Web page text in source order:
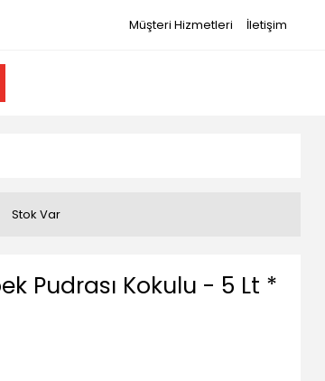
Müşteri Hizmetleri İletişim
Stok Var
Pudrası Kokulu - 5 Lt *